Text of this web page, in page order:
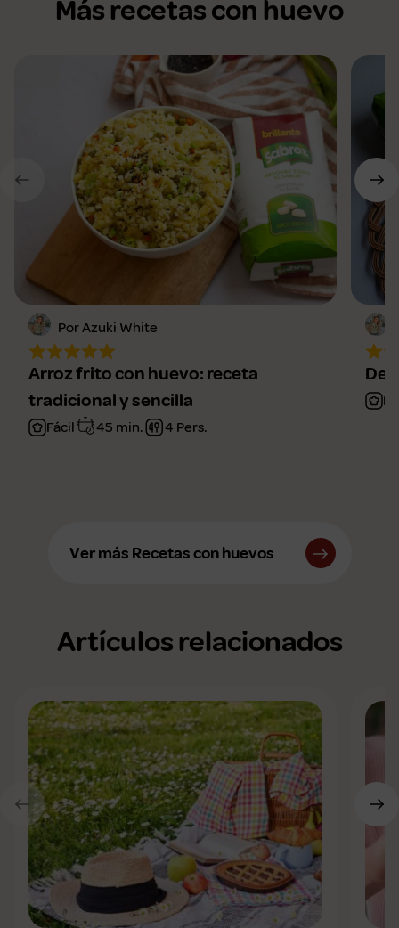
Más recetas con huevo
Por Azuki White
Arroz frito con huevo: receta
tradicional y sencilla
Fácil 45 min. 4 Pers.
Ver más Recetas con huevos
Artículos relacionados